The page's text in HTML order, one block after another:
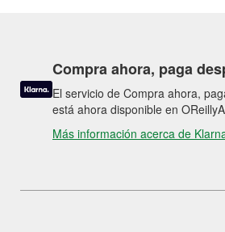
Compra ahora, paga
El servicio de Compra ahora,
está ahora disponible en
Más información acerca de